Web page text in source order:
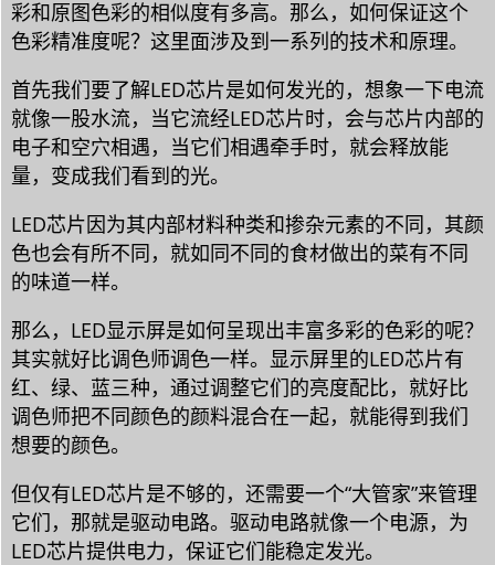
彩和原图色彩的相似度有多高。那么，如何保证这个
色彩精准度呢？这里面涉及到一系列的技术和原理。
首先我们要了解LED芯片是如何发光的，想象一下电流
就像一股水流，当它流经LED芯片时，会与芯片内部的
电子和空穴相遇，当它们相遇牵手时，就会释放能
量，变成我们看到的光。
LED芯片因为其内部材料种类和掺杂元素的不同，其颜
色也会有所不同，就如同不同的食材做出的菜有不同
的味道一样。
那么，LED显示屏是如何呈现出丰富多彩的色彩的呢？
其实就好比调色师调色一样。显示屏里的LED芯片有
红、绿、蓝三种，通过调整它们的亮度配比，就好比
调色师把不同颜色的颜料混合在一起，就能得到我们
想要的颜色。
但仅有LED芯片是不够的，还需要一个“大管家”来管理
它们，那就是驱动电路。驱动电路就像一个电源，为
LED芯片提供电力，保证它们能稳定发光。